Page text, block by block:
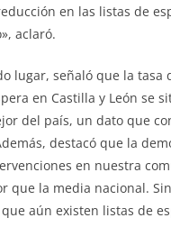
en las listas de
aclaró.
lugar, señaló que la tasa
en Castilla y León se
del país, un dato que
destacó que la
en nuestra
que la media nacional.
aún existen listas de